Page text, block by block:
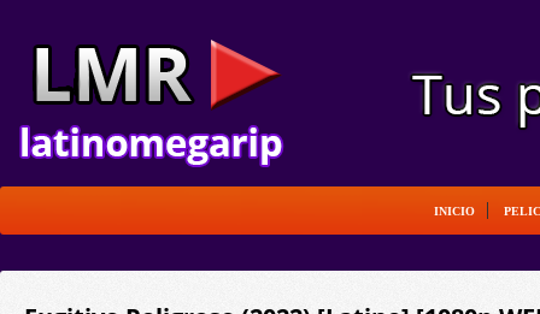
INICIO